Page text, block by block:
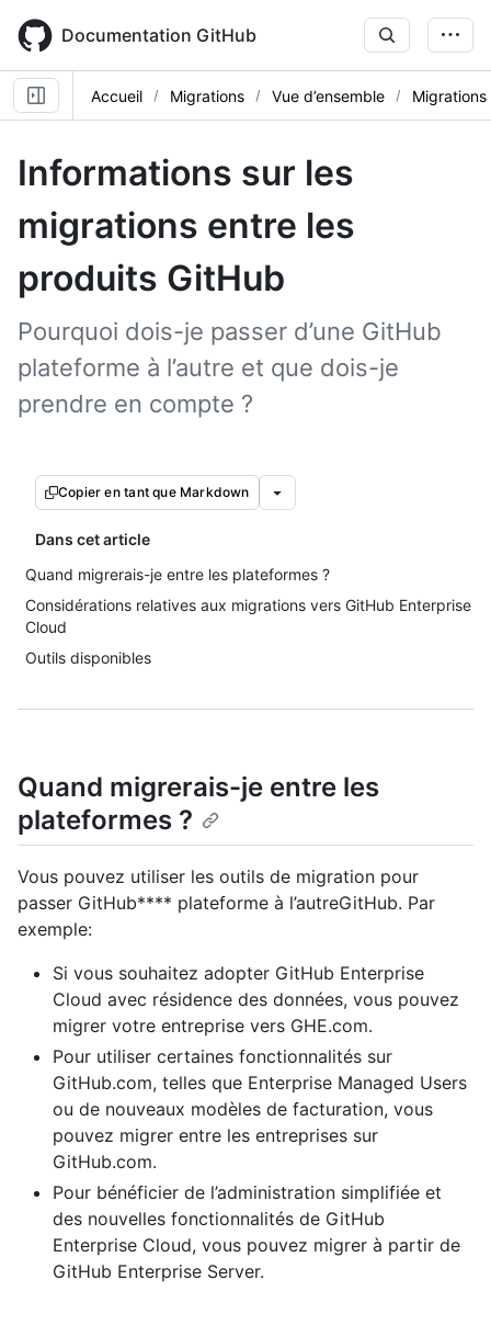
main
content
Documentation GitHub
Accueil Migrations Vue d’ensemble
Informations sur les
migrations entre les
produits GitHub
Pourquoi dois-je passer d’une GitHub
plateforme à l’autre et que dois-je
prendre en compte ?
Copier en tant que Markdown
Dans cet article
Quand migrerais-je entre les plateformes ?
Considérations relatives aux migrations vers GitHub Enterprise
Cloud
Outils disponibles
Quand migrerais-je entre les
plateformes ?
Vous pouvez utiliser les outils de migration pour
passer GitHub**** plateforme à l’autreGitHub. Par
exemple:
Si vous souhaitez adopter GitHub Enterprise
Cloud avec résidence des données, vous pouvez
migrer votre entreprise vers GHE.com.
Pour utiliser certaines fonctionnalités sur
GitHub.com, telles que Enterprise Managed Users
ou de nouveaux modèles de facturation, vous
pouvez migrer entre les entreprises sur
GitHub.com.
Pour bénéficier de l’administration simplifiée et
des nouvelles fonctionnalités de GitHub
Enterprise Cloud, vous pouvez migrer à partir de
GitHub Enterprise Server.